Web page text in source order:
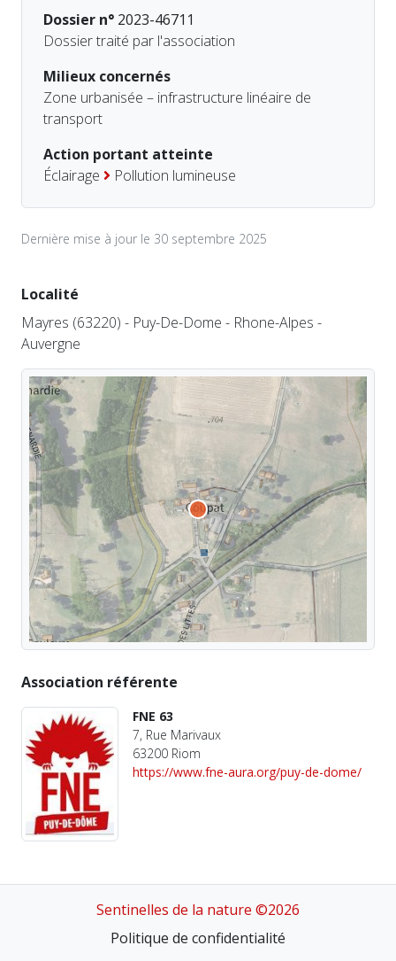
Dossier n° 2023-46711
Dossier traité par l'association
Milieux concernés
Zone urbanisée – infrastructure linéaire de
transport
Action portant atteinte
Éclairage
Pollution lumineuse
Dernière mise à jour le 30 septembre 2025
Localité
Mayres (63220) - Puy-De-Dome - Rhone-Alpes -
Auvergne
Association référente
FNE 63
7, Rue Marivaux
63200 Riom
https://www.fne-aura.org/puy-de-dome/
Sentinelles de la nature ©2026
Politique de confidentialité